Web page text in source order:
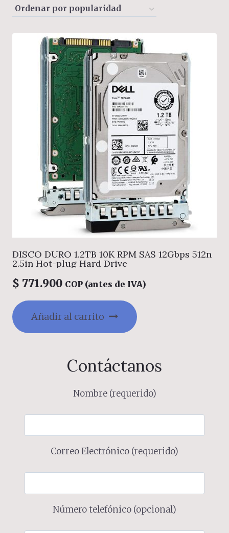
DISCO DURO 1.2TB 10K RPM SAS 12Gbps 512n
2.5in Hot-plug Hard Drive
$ 771.900 COP (antes de IVA)
Añadir al carrito
Contáctanos
Nombre (requerido)
Correo Electrónico (requerido)
Número telefónico (opcional)